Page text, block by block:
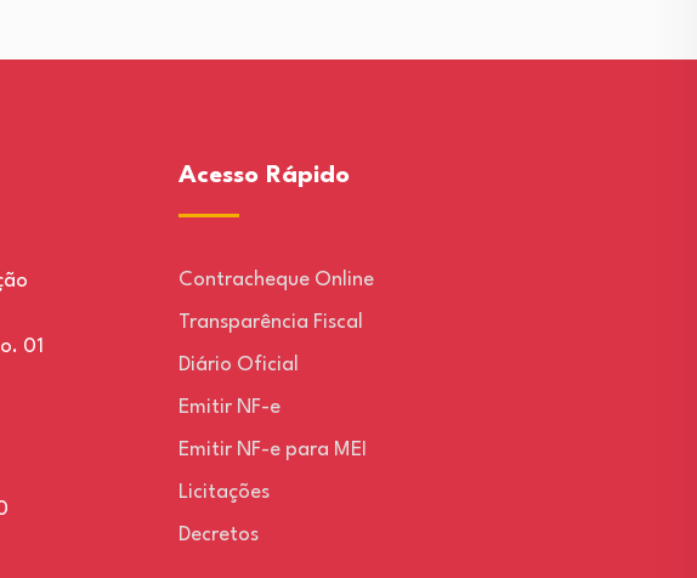
01
Acesso Rápido
Contracheque Online
Transparência Fiscal
Diário Oficial
Emitir NF-e
Emitir NF-e para MEI
Licitações
Decretos